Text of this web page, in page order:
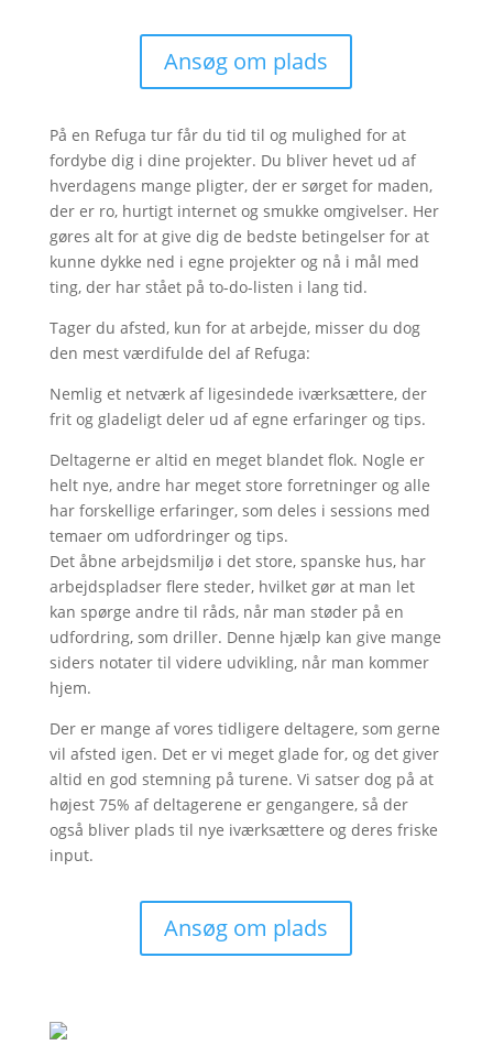
Ansøg om plads
På en Refuga tur får du tid til og mulighed for at
fordybe dig i dine projekter. Du bliver hevet ud af
hverdagens mange pligter, der er sørget for maden,
der er ro, hurtigt internet og smukke omgivelser. Her
gøres alt for at give dig de bedste betingelser for at
kunne dykke ned i egne projekter og nå i mål med
ting, der har stået på to-do-listen i lang tid.
Tager du afsted, kun for at arbejde, misser du dog
den mest værdifulde del af Refuga:
Nemlig et netværk af ligesindede iværksættere, der
frit og gladeligt deler ud af egne erfaringer og tips.
Deltagerne er altid en meget blandet flok. Nogle er
helt nye, andre har meget store forretninger og alle
har forskellige erfaringer, som deles i sessions med
temaer om udfordringer og tips.
Det åbne arbejdsmiljø i det store, spanske hus, har
arbejdspladser flere steder, hvilket gør at man let
kan spørge andre til råds, når man støder på en
udfordring, som driller. Denne hjælp kan give mange
siders notater til videre udvikling, når man kommer
hjem.
Der er mange af vores tidligere deltagere, som gerne
vil afsted igen. Det er vi meget glade for, og det giver
altid en god stemning på turene. Vi satser dog på at
højest 75% af deltagerene er gengangere, så der
også bliver plads til nye iværksættere og deres friske
input.
Ansøg om plads